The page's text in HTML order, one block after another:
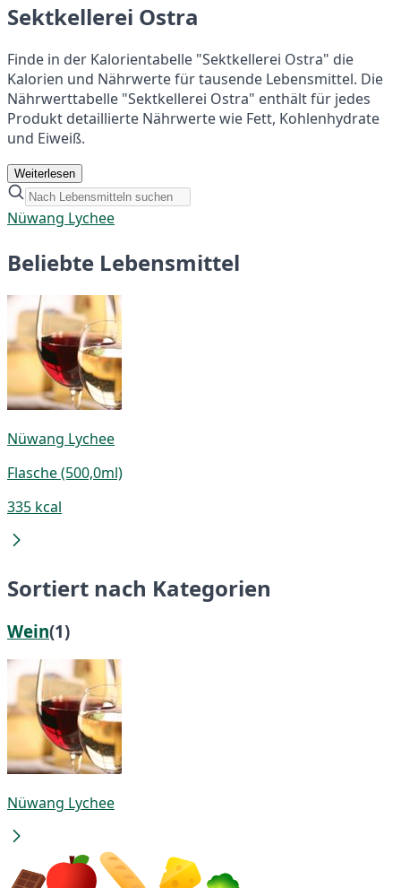
Sektkellerei Ostra
Finde in der Kalorientabelle "Sektkellerei Ostra" die
Kalorien und Nährwerte für tausende Lebensmittel. Die
Nährwerttabelle "Sektkellerei Ostra" enthält für jedes
Produkt detaillierte Nährwerte wie Fett, Kohlenhydrate
und Eiweiß.
Weiterlesen
Nüwang Lychee
Beliebte Lebensmittel
Nüwang Lychee
Flasche (500,0ml)
335 kcal
Sortiert nach Kategorien
Wein(1)
Nüwang Lychee